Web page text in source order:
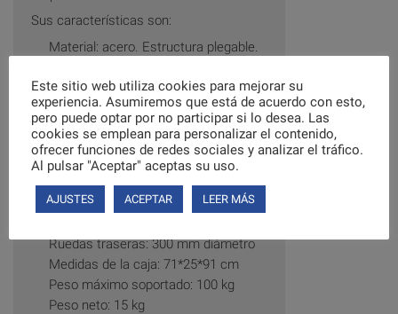
Sus características son:
Material: acero. Estructura plegable.
Reposapiés elevables
Ancho total: 59 cm
Medidas del asiento: 46 x 43 cm
Profundo total con reposapiés: 110
cm
Altura puños: 91 cm. Altura asiento:
49 cm
Ruedas traseras: 300 mm diámetro
Medidas de la caja: 71*25*91 cm
Peso máximo soportado: 100 kg
Peso neto: 15 kg
Este sitio web utiliza cookies para mejorar su
experiencia. Asumiremos que está de acuerdo con esto,
pero puede optar por no participar si lo desea. Las
cookies se emplean para personalizar el contenido,
ofrecer funciones de redes sociales y analizar el tráfico.
Al pulsar "Aceptar" aceptas su uso.
AJUSTES ACEPTAR LEER MÁS